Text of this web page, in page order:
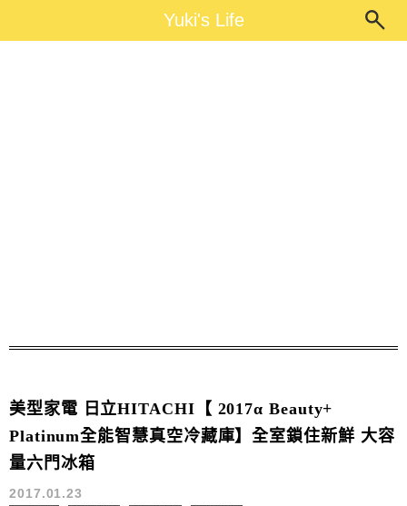
Yuki's LifeYuki's Life
美型家電 日立HITACHI【 2017α Beauty+
Platinum全能智慧真空冷藏庫】全室鎖住新鮮 大容
量六門冰箱
2017.01.23